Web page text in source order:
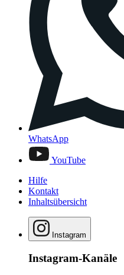
WhatsApp
YouTube
Hilfe
Kontakt
Inhaltsübersicht
Instagram
Instagram-Kanäle